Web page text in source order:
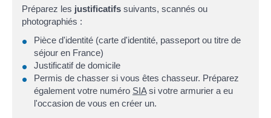
Préparez les justificatifs suivants, scannés ou
photographiés :
Pièce d'identité (carte d'identité, passeport ou titre de
séjour en France)
Justificatif de domicile
Permis de chasser si vous êtes chasseur. Préparez
également votre numéro SIAsi votre armurier a eu
l'occasion de vous en créer un.